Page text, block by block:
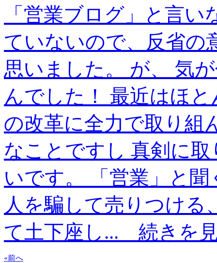
「営業ブログ」と言
ていないので、反省の
思いました。 が、 気
んでした！ 最近はほ
の改革に全力で取り組
なことですし 真剣に
いです。 「営業」と
人を騙して売りつける
て土下座し... 続きを
«前へ